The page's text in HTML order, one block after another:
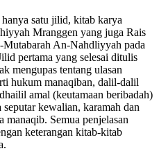
satu jilid, kitab karya
Mranggen yang juga Rais
An-Nahdliyyah pada
pertama yang selesai ditulis
mengupas tentang ulasan
hukum manaqiban, dalil-dalil
amal (keutamaan beribadah)
kewalian, karamah dan
manaqib. Semua penjelasan
keterangan kitab-kitab